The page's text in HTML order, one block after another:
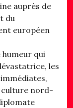
auprès de
du
européen
qui
les
culture nord-